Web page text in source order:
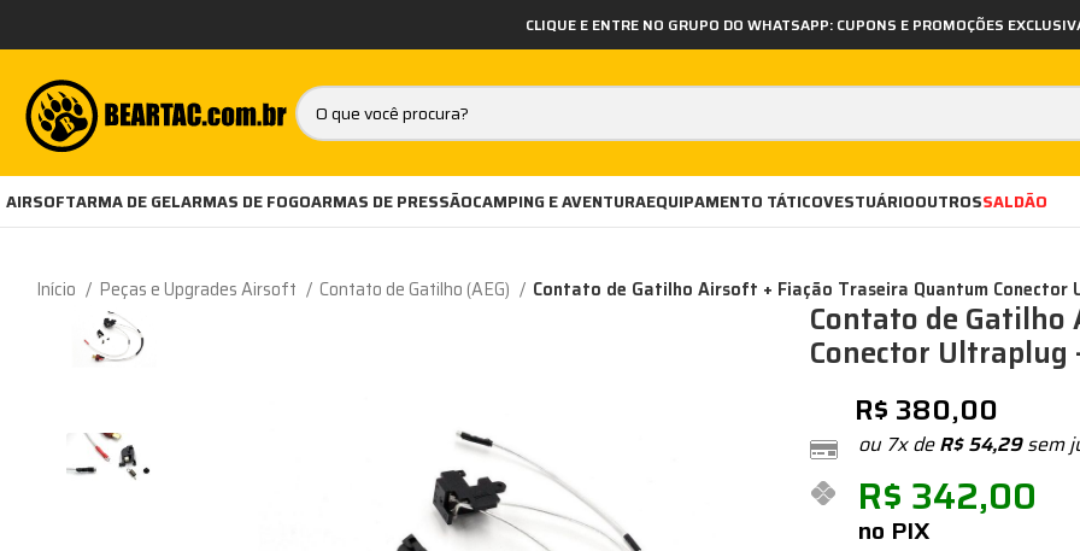
CLIQUE E ENTRE NO GRUPO DO WHATSAPP: CUPONS E PROMOÇÕES
AIRSOFTARMA DE GELARMAS DE FOGOARMAS DE PRESSÃOCAMPING E AVENTURAEQUIPAMENTO TÁTICOVESTUÁRIOOUTROSSALDÃO
Início Peças e Upgrades Airsoft Contato de Gatilho (AEG) Contato de Gatilho Airsoft + Fiação Traseira Quantum Conector
Contato de
Conector
R$ 380,00
ou 7x deR$54,29sem
R$ 342,00
no PIX